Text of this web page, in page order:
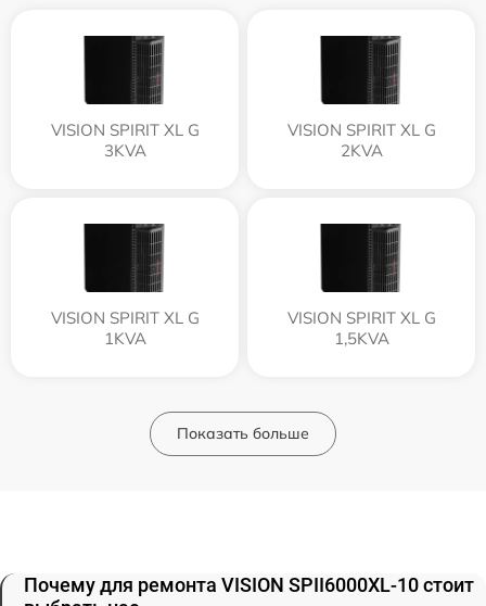
VISION SPIRIT XL G
3KVA
VISION SPIRIT XL G
2KVA
VISION SPIRIT XL G
1KVA
VISION SPIRIT XL G
1,5KVA
Показать больше
Почему для ремонта VISION SPII6000XL-10 стоит